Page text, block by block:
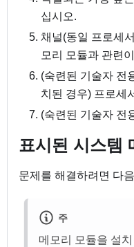
십시오.
채널(동일 프로세
모리 모듈과 관련
(숙련된 기술자 전
치된 경우) 프로세
(숙련된 기술자 전
표시된 시스템
문제를 해결하려면 다
주
메모리 모듈을 설